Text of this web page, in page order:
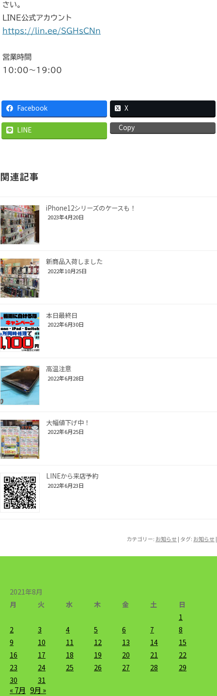
さい。
LINE公式アカウント
https://lin.ee/SGHsCNn
営業時間
10:00〜19:00
Facebook X
LINE Copy
関連記事
iPhone12シリーズのケースも！
2023年4月20日
新商品入荷しました
2022年10月25日
本日最終日
2022年6月30日
高温注意
2022年6月28日
大幅値下げ中！
2022年6月25日
LINEから来店予約
2022年6月23日
カテゴリー: お知らせ | タグ: お知らせ |
2021年8月
月
火 水 木 金 土
日
1
2
3 4 5 6 7
8
9
10 11 12 13 14
15
16
17 18 19 20 21
22
23
24 25 26 27 28
29
30
31
« 7月 9月 »